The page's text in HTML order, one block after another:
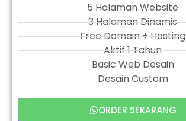
5 Halaman Website
3 Halaman Dinamis
Free Domain + Hosting
Aktif 1 Tahun
Basic Web Desain
Desain Custom
ORDER SEKARANG